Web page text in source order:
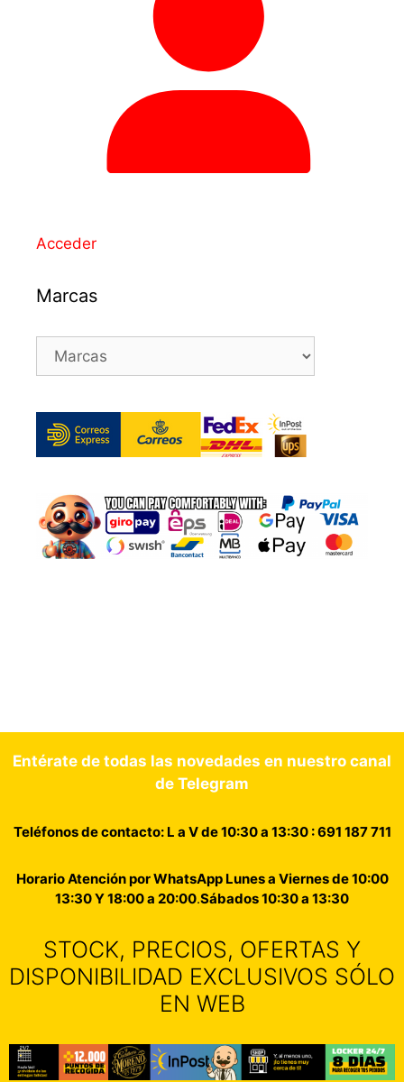
Acceder
Marcas
Entérate de todas las novedades en nuestro canal
de Telegram
Teléfonos de contacto: L a V de 10:30 a 13:30 : 691 187 711
Horario Atención por WhatsApp Lunes a Viernes de 10:00
13:30 Y 18:00 a 20:00.Sábados 10:30 a 13:30
STOCK, PRECIOS, OFERTAS Y
DISPONIBILIDAD EXCLUSIVOS SÓLO
EN WEB